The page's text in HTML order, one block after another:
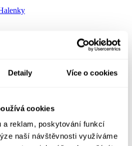
Detaily Více o cookies
cookies
a reklam, poskytování funkcí
naší návštěvnosti využíváme
Svetry a mikiny